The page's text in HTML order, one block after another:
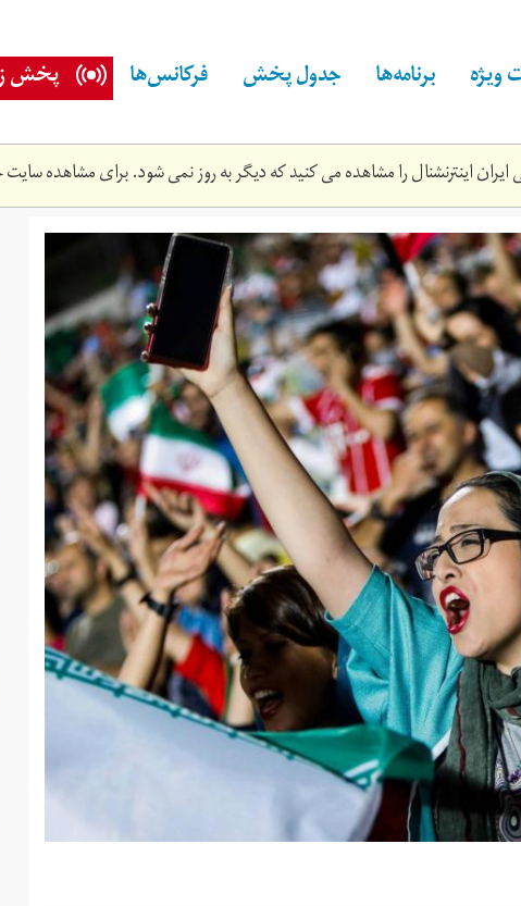
برنامه‌ها جدول پخش فرکانس‌ها پخش
اینترنشنال را مشاهده می کنید که دیگر به روز نمی شود. برای مشاهده سایت